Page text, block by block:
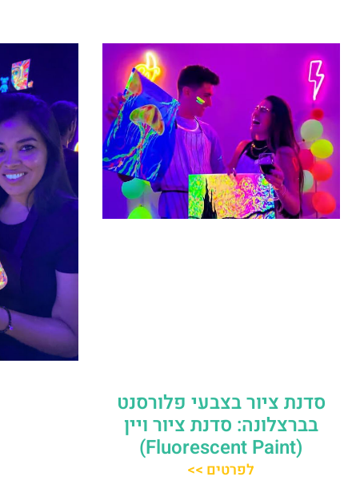
סדנת ציור בצבעי פלורסנט
בברצלונה: סדנת ציור ויין
(Fluorescent Paint)
לפרטים >>